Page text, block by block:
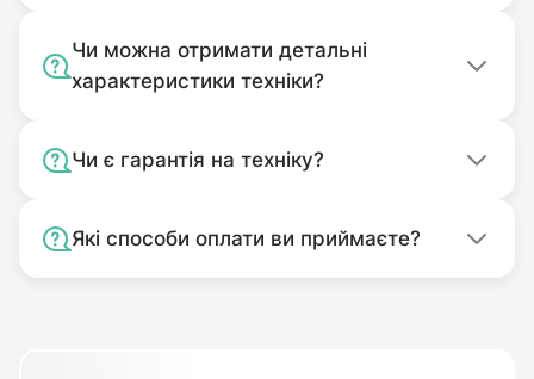
Чи можна отримати детальні
характеристики техніки?
Чи є гарантія на техніку?
Які способи оплати ви приймаєте?